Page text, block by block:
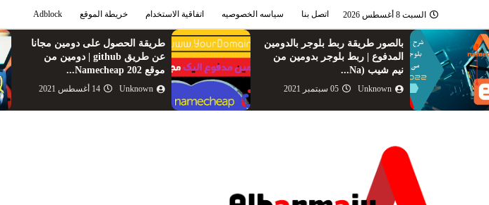
السبت 8 أغسطس 2026 اتصل بنا سياسه الخصوصيه اتفاقية الاستخدام خريطة الموقع Adblock
طريقة الحصول على دومين مجانا
عن طريق github | دومين من
موقع Namecheap 202...
Unknown 14 أغسطس 2021
أفضل 6 مواقع لتحميل اى فيديو من
الانترنت
Unknown 21 يوليو 2020